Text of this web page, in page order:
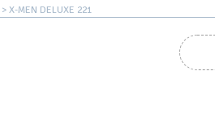
> X-MEN DELUXE 221